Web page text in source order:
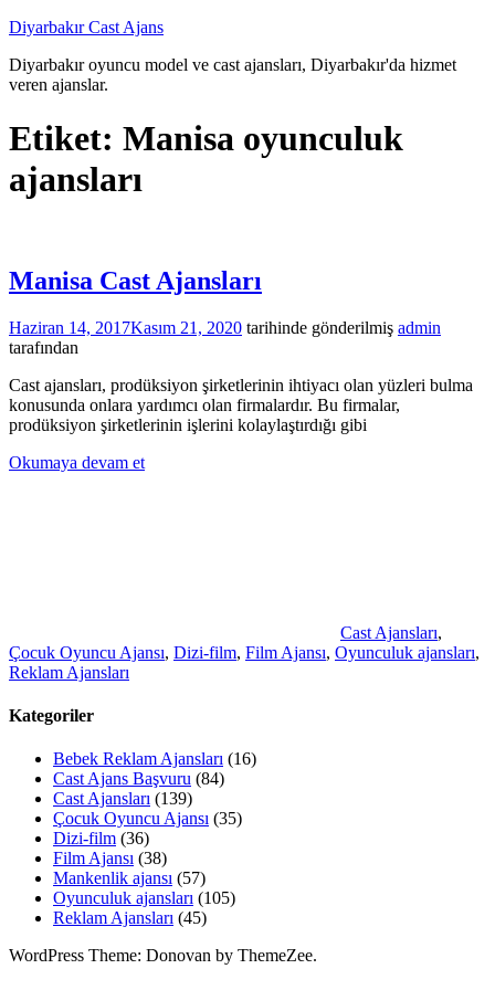
İçeriğe
Diyarbakır Cast Ajans
Diyarbakır oyuncu model ve cast ajansları, Diyarbakır'da hizmet
veren ajanslar.
Etiket: Manisa oyunculuk
ajansları
Manisa Cast Ajansları
Haziran 14, 2017Kasım 21, 2020 tarihinde gönderilmiş admin
tarafından
Cast ajansları, prodüksiyon şirketlerinin ihtiyacı olan yüzleri bulma
konusunda onlara yardımcı olan firmalardır. Bu firmalar,
prodüksiyon şirketlerinin işlerini kolaylaştırdığı gibi
Okumaya devam et
Cast Ajansları,
Çocuk Oyuncu Ajansı, Dizi-film, Film Ajansı, Oyunculuk ajansları,
Reklam Ajansları
Kategoriler
Bebek Reklam Ajansları (16)
Cast Ajans Başvuru (84)
Cast Ajansları (139)
Çocuk Oyuncu Ajansı (35)
Dizi-film (36)
Film Ajansı (38)
Mankenlik ajansı (57)
Oyunculuk ajansları (105)
Reklam Ajansları (45)
WordPress Theme: Donovan by ThemeZee.